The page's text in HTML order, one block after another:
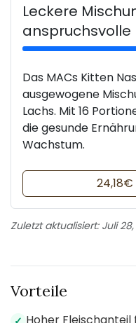
Leckere
anspruchsvolle
Das MACs Kitten
ausgewogene
Lachs. Mit 16
die gesunde
Wachstum.
Zuletzt aktualisiert: Juli
Vorteile